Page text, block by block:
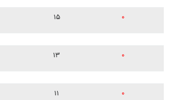
۱۵ ۰
۱۳ ۰
۱۱ ۰